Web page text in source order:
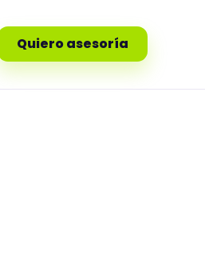
Quiero asesoría